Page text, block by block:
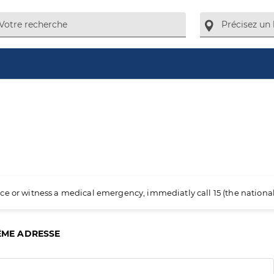
or witness a medical emergency, immediatly call 15 (the
ADRESSE